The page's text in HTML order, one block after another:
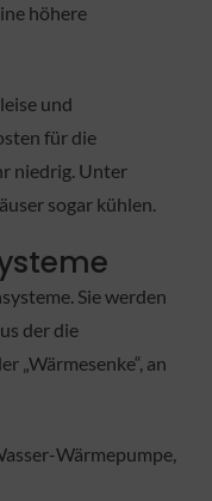
höhere
und
für die
niedrig. Unter
sogar kühlen.
Sie werden
der die
„Wärmesenke“, an
Wärmepumpe,